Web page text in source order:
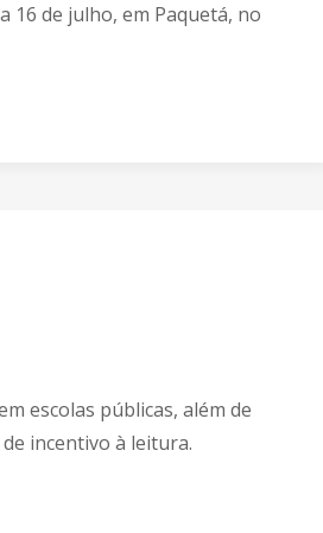
16 de julho, em Paquetá, no
escolas públicas, além de
incentivo à leitura.